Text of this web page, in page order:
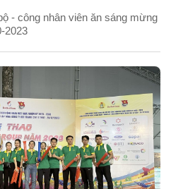
- công nhân viên ăn sáng mừng
2023